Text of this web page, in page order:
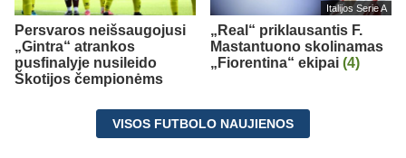
Persvaros neišsaugojusi
„Gintra“ atrankos
pusfinalyje nusileido
Škotijos čempionėms
Italijos Serie A
„Real“ priklausantis F.
Mastantuono skolinamas
„Fiorentina“ ekipai (4)
VISOS FUTBOLO NAUJIENOS